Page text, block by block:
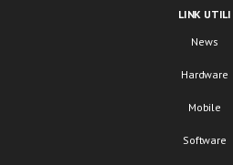
LINK UTILI
News
Hardware
Mobile
Software